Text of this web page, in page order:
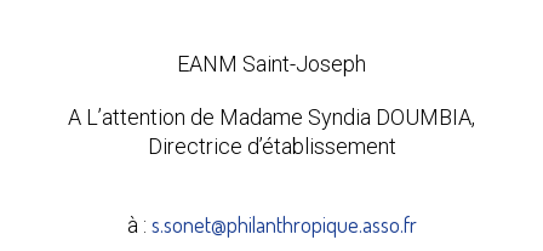
EANM Saint-Joseph
A L’attention de Madame Syndia DOUMBIA,
Directrice d’établissement
à : s.sonet@philanthropique.asso.fr